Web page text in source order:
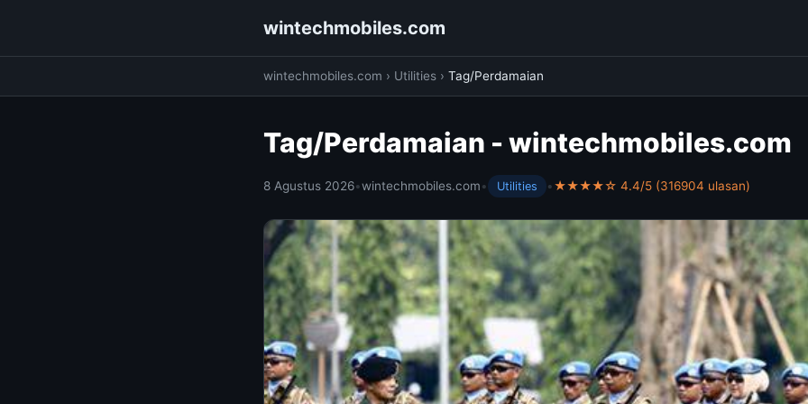
wintechmobiles.com
wintechmobiles.com › Utilities › Tag/Perdamaian
Tag/Perdamaian - wintechmobiles.com
8 Agustus 2026•wintechmobiles.com• Utilities •★★★★☆ 4.4/5 (316904 ulasan)